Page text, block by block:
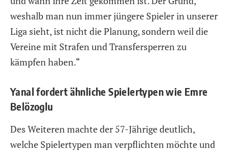
weshalb man nun immer jüngere Spieler in unserer
Liga sieht, ist nicht die Planung, sondern weil die
Vereine mit Strafen und Transfersperren zu
kämpfen haben.“
Yanal fordert ähnliche Spielertypen wie Emre
Belözoglu
Des Weiteren machte der 57-Jährige deutlich,
welche Spielertypen man verpflichten möchte und